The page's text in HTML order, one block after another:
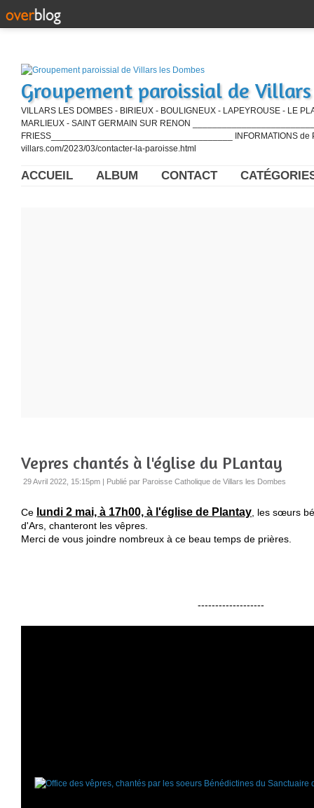
Groupement paroissial de
VILLARS LES DOMBES - BIRIEUX - BOULIGNEUX - LAPEYROUSE - LE
MARLIEUX - SAINT GERMAIN SUR RENON
FRIESS_____________________________________ INFORMATIONS de
villars.com/2023/03/contacter-la-paroisse.html
ACCUEIL ALBUM CONTACT
Vepres chantés à l'église du PLantay
29 Avril 2022, 15:15pm | Publié par Paroisse Catholique de Villars les Dombes
Ce lundi 2 mai, à 17h00, à l'église de Plantay , les sœurs
d'Ars, chanteront les vêpres.
Merci de vous joindre nombreux à ce beau temps de prières.
-------------------